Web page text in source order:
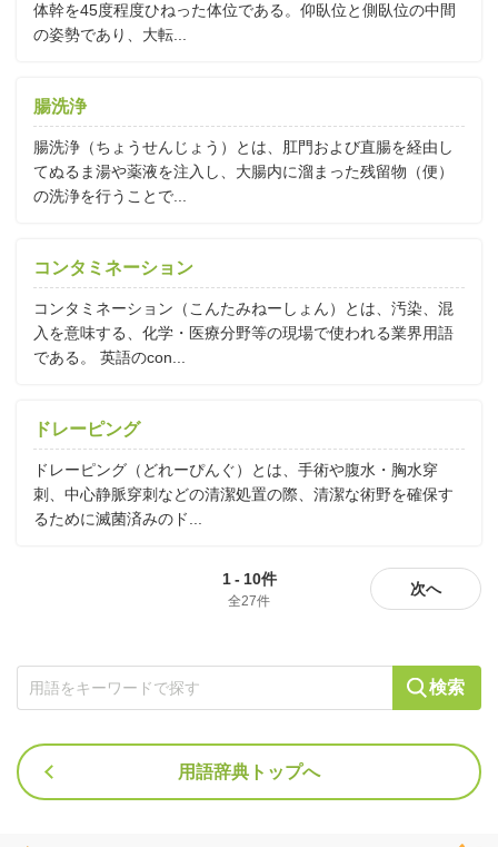
体幹を45度程度ひねった体位である。仰臥位と側臥位の中間
の姿勢であり、大転...
腸洗浄
腸洗浄（ちょうせんじょう）とは、肛門および直腸を経由し
てぬるま湯や薬液を注入し、大腸内に溜まった残留物（便）
の洗浄を行うことで...
コンタミネーション
コンタミネーション（こんたみねーしょん）とは、汚染、混
入を意味する、化学・医療分野等の現場で使われる業界用語
である。 英語のcon...
ドレーピング
ドレーピング（どれーぴんぐ）とは、手術や腹水・胸水穿
刺、中心静脈穿刺などの清潔処置の際、清潔な術野を確保す
るために滅菌済みのド...
次へ
1 - 10件
全27件
検索
用語辞典トップへ